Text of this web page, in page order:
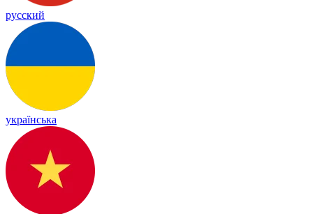
русский
українська